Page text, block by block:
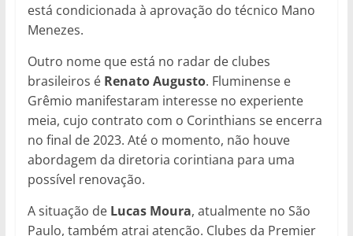
está condicionada à aprovação do técnico Mano
Menezes.
Outro nome que está no radar de clubes
brasileiros é Renato Augusto. Fluminense e
Grêmio manifestaram interesse no experiente
meia, cujo contrato com o Corinthians se encerra
no final de 2023. Até o momento, não houve
abordagem da diretoria corintiana para uma
possível renovação.
A situação de Lucas Moura, atualmente no São
Paulo, também atrai atenção. Clubes da Premier